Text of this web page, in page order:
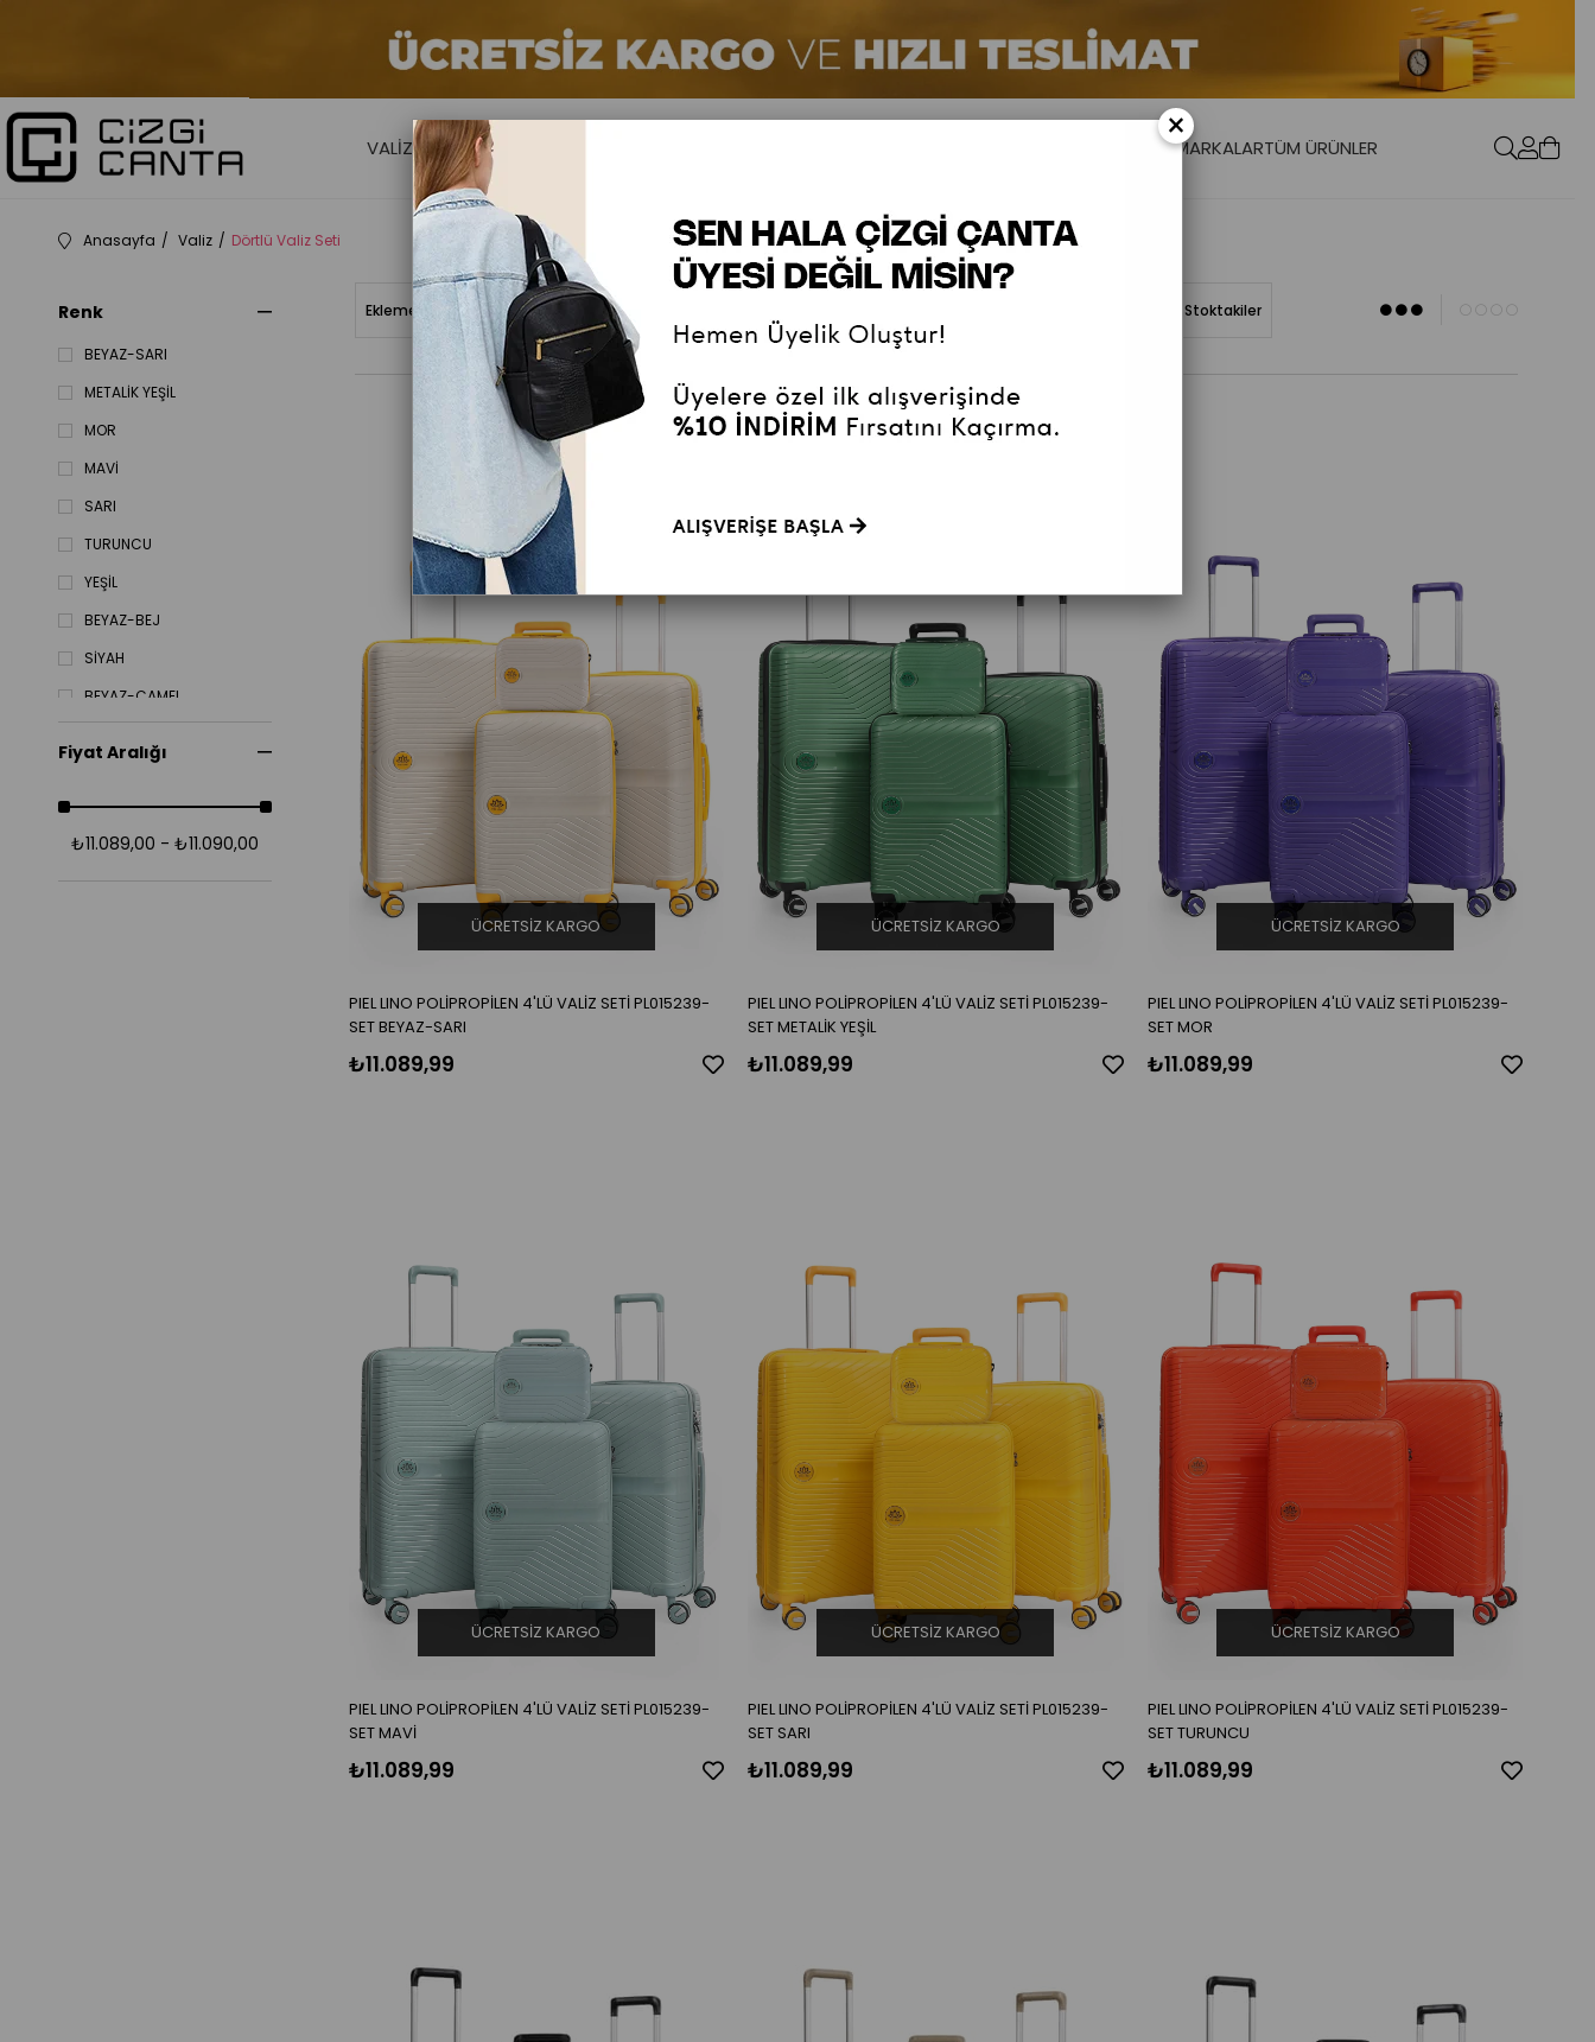
VALİZKADIN ÇANTA CÜZDANMARKALARTÜM ÜRÜNLER
Anasayfa Valiz Dörtlü Valiz Seti
Renk
BEYAZ-SARI
METALİK YEŞİL
MOR
MAVİ
SARI
TURUNCU
YEŞİL
BEYAZ-BEJ
SİYAH
BEYAZ-CAMEL
Fiyat Aralığı
₺11.089,00 - ₺11.090,00
Ekleme Tarihine Göre (Y-E) Ekleme Tarihine Göre (E-Y) Stoktakiler
PIEL LINO POLİPROPİLEN 4'LÜ VALİZ SETİ PL015239-
SET BEYAZ-SARI
₺11.089,99
ÜCRETSIZ KARGO
PIEL LINO POLİPROPİLEN 4'LÜ VALİZ SETİ PL015239-
SET METALİK YEŞİL
₺11.089,99
ÜCRETSIZ KARGO
PIEL LINO POLİPROPİLEN 4'LÜ VALİZ SETİ PL015239-
SET MOR
₺11.089,99
ÜCRETSIZ KARGO
PIEL LINO POLİPROPİLEN 4'LÜ VALİZ SETİ PL015239-
SET MAVİ
₺11.089,99
ÜCRETSIZ KARGO
PIEL LINO POLİPROPİLEN 4'LÜ VALİZ SETİ PL015239-
SET SARI
₺11.089,99
ÜCRETSIZ KARGO
PIEL LINO POLİPROPİLEN 4'LÜ VALİZ SETİ PL015239-
SET TURUNCU
₺11.089,99
ÜCRETSIZ KARGO
×